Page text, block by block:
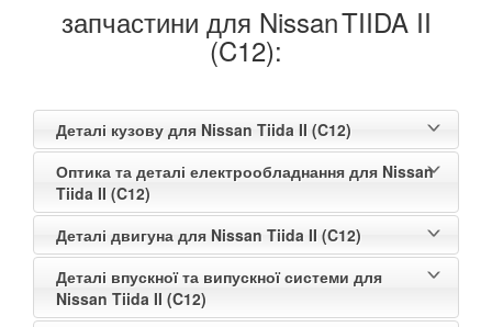
TOYOTA
VOLVO keyboard_arrow_down
В наявності! keyboard_arrow_down
запчастини для NissanTIIDA II
(C12):
Деталі кузову для Nissan Tiida II (C12)
Оптика та деталі електрообладнання для Nissan
Tiida II (C12)
Деталі двигуна для Nissan Tiida II (C12)
Деталі впускної та випускної системи для
Nissan Tiida II (C12)